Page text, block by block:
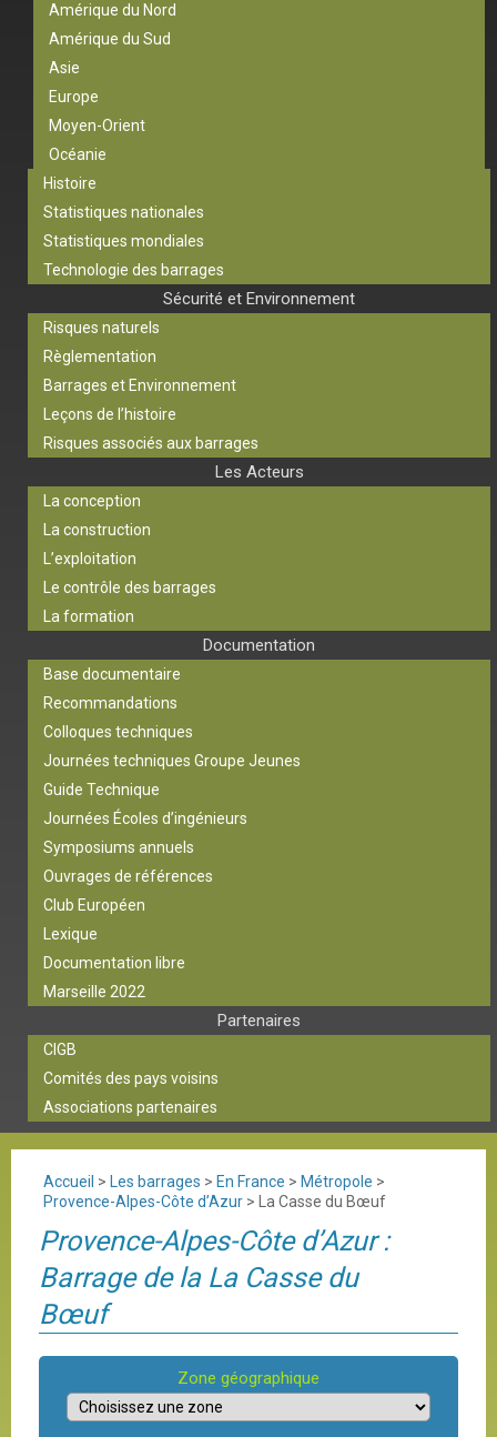
Amérique du Nord
Amérique du Sud
Asie
Europe
Moyen-Orient
Océanie
Histoire
Statistiques nationales
Statistiques mondiales
Technologie des barrages
Sécurité et Environnement
Risques naturels
Règlementation
Barrages et Environnement
Leçons de l’histoire
Risques associés aux barrages
Les Acteurs
La conception
La construction
L’exploitation
Le contrôle des barrages
La formation
Documentation
Base documentaire
Recommandations
Colloques techniques
Journées techniques Groupe Jeunes
Guide Technique
Journées Écoles d’ingénieurs
Symposiums annuels
Ouvrages de références
Club Européen
Lexique
Documentation libre
Marseille 2022
Partenaires
CIGB
Comités des pays voisins
Associations partenaires
Accueil > Les barrages > En France > Métropole >
Provence-Alpes-Côte d’Azur > La Casse du Bœuf
Provence-Alpes-Côte d’Azur :
Barrage de la La Casse du
Bœuf
Zone géographique